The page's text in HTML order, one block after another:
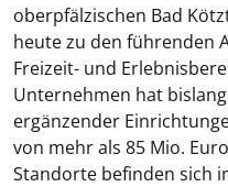
oberpfälzischen Bad
heute zu den führenden
Freizeit- und
Unternehmen hat
ergänzender
von mehr als 85 Mio.
Standorte befinden sich